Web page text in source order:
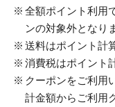
全額ポイント利用
ンの対象外となり
送料はポイント計
消費税はポイント
クーポンをご利用
計金額からご利用